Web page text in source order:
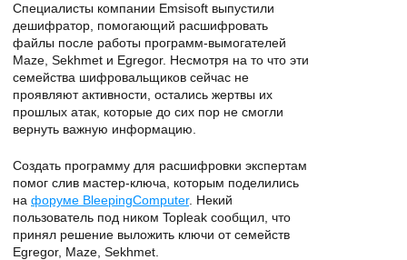
Специалисты компании Emsisoft выпустили
дешифратор, помогающий расшифровать
файлы после работы программ-вымогателей
Maze, Sekhmet и Egregor. Несмотря на то что эти
семейства шифровальщиков сейчас не
проявляют активности, остались жертвы их
прошлых атак, которые до сих пор не смогли
вернуть важную информацию.
Создать программу для расшифровки экспертам
помог слив мастер-ключа, которым поделились
на форуме BleepingComputer. Некий
пользователь под ником Topleak сообщил, что
принял решение выложить ключи от семейств
Egregor, Maze, Sekhmet.